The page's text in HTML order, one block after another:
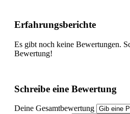
Erfahrungsberichte
Es gibt noch keine Bewertungen.
Bewertung!
Schreibe eine Bewertung
Deine Gesamtbewertung